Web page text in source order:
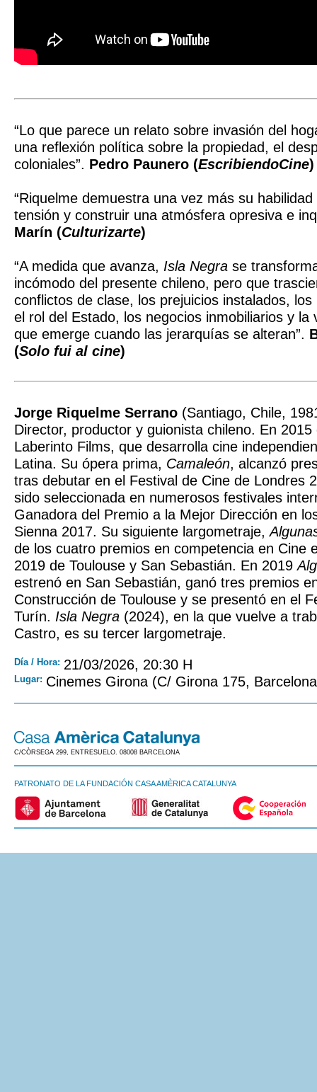
“Lo que parece un relato sobre invasión del
una reflexión política sobre la propiedad, el
coloniales”. Pedro Paunero (EscribiendoCine)
“Riquelme demuestra una vez más su
tensión y construir una atmósfera opresiva e
Marín (Culturizarte)
“A medida que avanza, Isla Negra se
incómodo del presente chileno, pero que
conflictos de clase, los prejuicios instalados,
el rol del Estado, los negocios inmobiliarios y la
que emerge cuando las jerarquías se alteran”.
(Solo fui al cine)
Jorge Riquelme Serrano (Santiago, Chile,
Director, productor y guionista chileno. En
Laberinto Films, que desarrolla cine
Latina. Su ópera prima, Camaleón, alcanzó
tras debutar en el Festival de Cine de Londres
sido seleccionada en numerosos festivales
Ganadora del Premio a la Mejor Dirección en
Sienna 2017. Su siguiente largometraje,
de los cuatro premios en competencia en Cine
2019 de Toulouse y San Sebastián. En 2019
estrenó en San Sebastián, ganó tres premios
Construcción de Toulouse y se presentó en el
Turín. Isla Negra (2024), en la que vuelve a
Castro, es su tercer largometraje.
Día / Hora: 21/03/2026, 20:30 H
Lugar: Cinemes Girona (C/ Girona 175,
C/CÒRSEGA 299, ENTRESUELO. 08008 BARCELONA
PATRONATO DE LA FUNDACIÓN CASA AMÈRICA CATALUNYA